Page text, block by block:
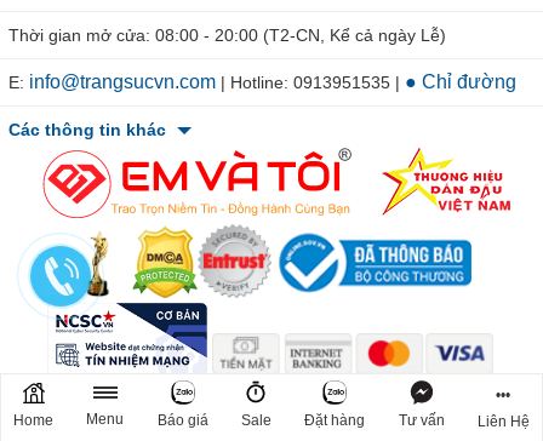
Thời gian mở cửa: 08:00 - 20:00 (T2-CN, Kể cả ngày Lễ)
E: info@trangsucvn.com | Hotline: 0913951535 | ● Chỉ đường
Các thông tin khác
© 2011-2026 TRANGSUCVN.COM Copyright, All Rights Reserved.
Mã số doanh nghiệp: 0106207967. Nơi cấp: Sở Kế Hoạch & Đầu Tư
Home Menu Báo giá Sale Đặt hàng Tư vấn
•••
Liên Hệ